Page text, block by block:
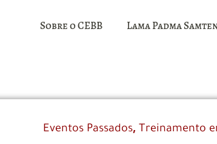
Sobre o CEBB Lama Padma
Eventos Passados,Treinamento